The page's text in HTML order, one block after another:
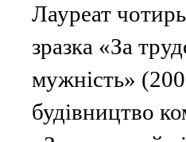
Лауреат
зразка «За
мужність»
будівництво